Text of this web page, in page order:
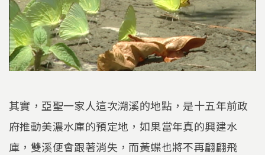
其實，亞聖一家人這次溯溪的地點，是十五年前政
府推動美濃水庫的預定地，如果當年真的興建水
庫，雙溪便會跟著消失，而黃蝶也將不再翩翩飛